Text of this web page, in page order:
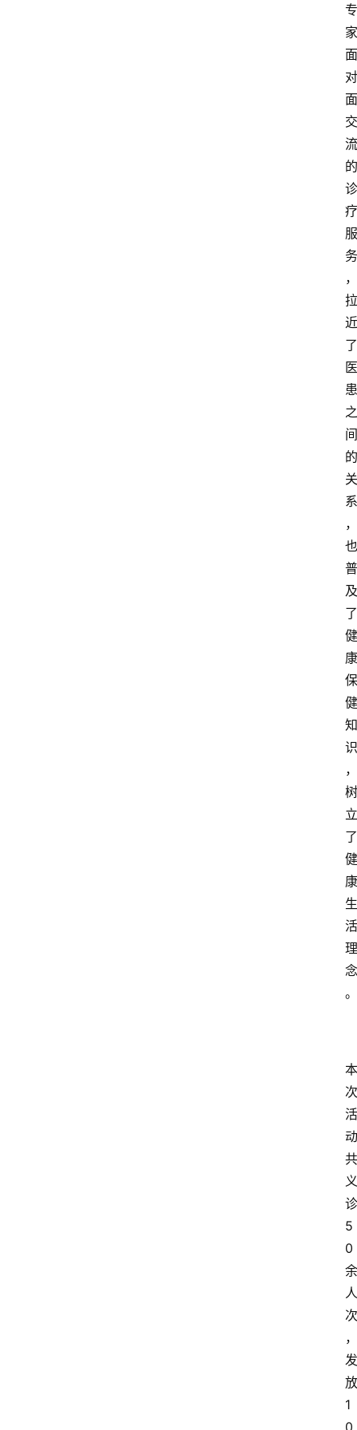
专
家
面
对
面
交
流
的
诊
疗
服
务
，
拉
近
了
医
患
之
间
的
关
系
，
也
普
及
了
健
康
保
健
知
识
，
树
立
了
健
康
生
活
理
念
。
本
次
活
动
共
义
诊
5
0
余
人
次
，
发
放
1
0